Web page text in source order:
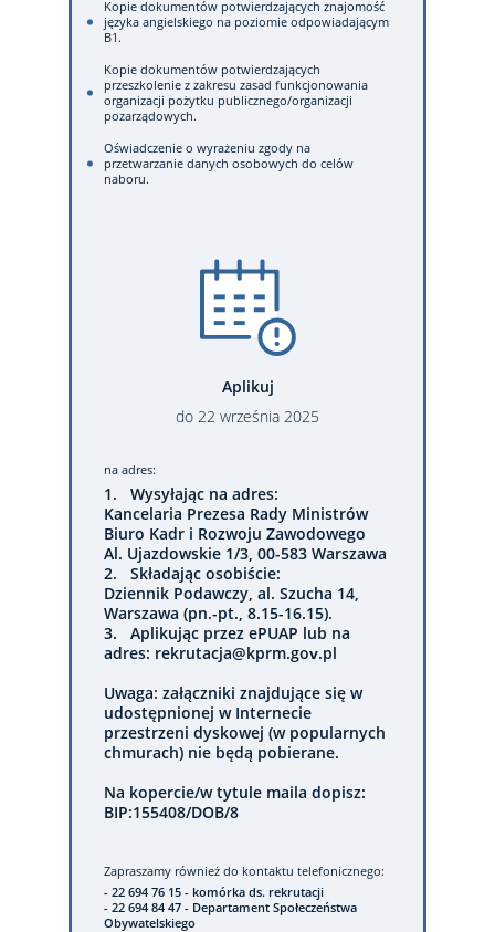
Kopie dokumentów potwierdzających znajomość
języka angielskiego na poziomie odpowiadającym
B1.
Kopie dokumentów potwierdzających
przeszkolenie z zakresu zasad funkcjonowania
organizacji pożytku publicznego/organizacji
pozarządowych.
Oświadczenie o wyrażeniu zgody na
przetwarzanie danych osobowych do celów
naboru.
Aplikuj
do 22 września 2025
na adres:
1. Wysyłając na adres:
Kancelaria Prezesa Rady Ministrów
Biuro Kadr i Rozwoju Zawodowego
Al. Ujazdowskie 1/3, 00-583 Warszawa
2. Składając osobiście:
Dziennik Podawczy, al. Szucha 14,
Warszawa (pn.-pt., 8.15-16.15).
3. Aplikując przez ePUAP lub na
adres: rekrutacja@kprm.gov.pl
Uwaga: załączniki znajdujące się w
udostępnionej w Internecie
przestrzeni dyskowej (w popularnych
chmurach) nie będą pobierane.
Na kopercie/w tytule maila dopisz:
BIP:155408/DOB/8
Zapraszamy również do kontaktu telefonicznego:
- 22 694 76 15 - komórka ds. rekrutacji
- 22 694 84 47 - Departament Społeczeństwa
Obywatelskiego